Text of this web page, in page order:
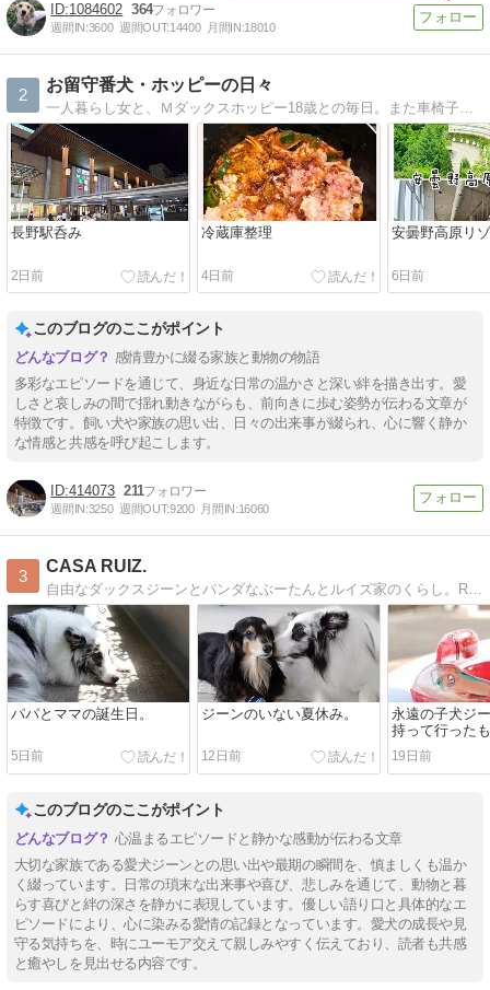
1084602 364
週間IN:3600 週間OUT:14400 月間IN:18010
2
お留守番犬・ホッピーの日々
一人暮らし女と、Ｍダックスホッピー18歳との毎日。また車椅子生活になったけど元気一杯笑顔てんこ盛りで毎日楽しく過ごしております！
長野駅呑み
2日前
冷蔵庫整理
4日前
安曇野高原リ
6日前
このブログのここがポイント
感情豊かに綴る家族と動物の物語
多彩なエピソードを通じて、身近な日常の温かさと深い絆を描き出す。愛
しさと哀しみの間で揺れ動きながらも、前向きに歩む姿勢が伝わる文章が
特徴です。飼い犬や家族の思い出、日々の出来事が綴られ、心に響く静か
な情感と共感を呼び起こします。
414073 211
週間IN:3250 週間OUT:9200 月間IN:16060
3
CASA RUIZ.
自由なダックスジーンとパンダなぶーたんとルイズ家のくらし。RUIZ.からお引越ししました。
パパとママの誕生日。
5日前
ジーンのいない夏休み。
12日前
永遠の子犬ジ
持って行った
19日前
このブログのここがポイント
心温まるエピソードと静かな感動が伝わる文章
大切な家族である愛犬ジーンとの思い出や最期の瞬間を、慎ましくも温か
く綴っています。日常の瑣末な出来事や喜び、悲しみを通じて、動物と暮
らす喜びと絆の深さを静かに表現しています。優しい語り口と具体的なエ
ピソードにより、心に染みる愛情の記録となっています。愛犬の成長や見
守る気持ちを、時にユーモア交えて親しみやすく伝えており、読者も共感
と癒やしを見出せる内容です。